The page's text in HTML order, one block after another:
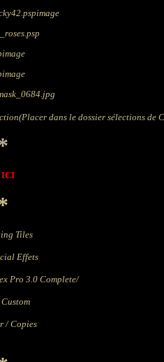
(Placer dans le dossier sélections de
ICI
Tiles
Effets
Pro 3.0 Complete/
/ Copies